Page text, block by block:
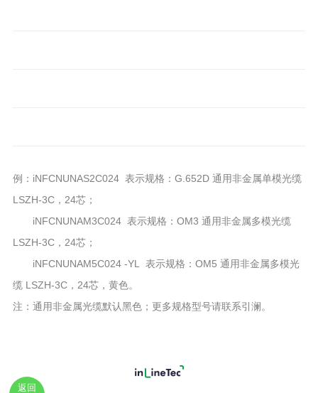
返回
例：iNFCNUNAS2C024 表示规格：G.652D 通用非金属单模光缆
LSZH-3C，24芯；
iNFCNUNAM3C024 表示规格：OM3 通用非金属多模光缆
LSZH-3C，24芯；
iNFCNUNAM5C024 -YL 表示规格：OM5 通用非金属多模光
缆 LSZH-3C，24芯，黄色。
注：通用非金属光缆默认黑色；更多规格型号请联系引澜。